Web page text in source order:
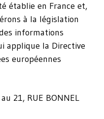
établie en France et,
à la législation
informations
applique la Directive
européennes
21, RUE BONNEL